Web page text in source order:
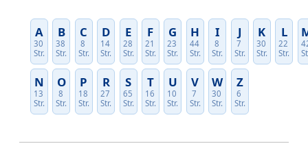
A
30
Str.
B
38
Str.
C
8
Str.
D
14
Str.
E
28
Str.
F
21
Str.
G
23
Str.
H
44
Str.
I
8
Str.
J
7
Str.
K
30
Str.
L
22
Str.
N
13
Str.
O
8
Str.
P
18
Str.
R
27
Str.
S
65
Str.
T
16
Str.
U
10
Str.
V
7
Str.
W
30
Str.
Z
6
Str.